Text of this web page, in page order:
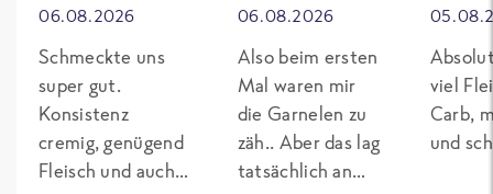
06.08.2026
Schmeckte uns
super gut.
Konsistenz
cremig, genügend
Fleisch und auch
06.08.2026
Also beim ersten
Mal waren mir
die Garnelen zu
zäh.. Aber das lag
tatsächlich an
viel
Carb,
und